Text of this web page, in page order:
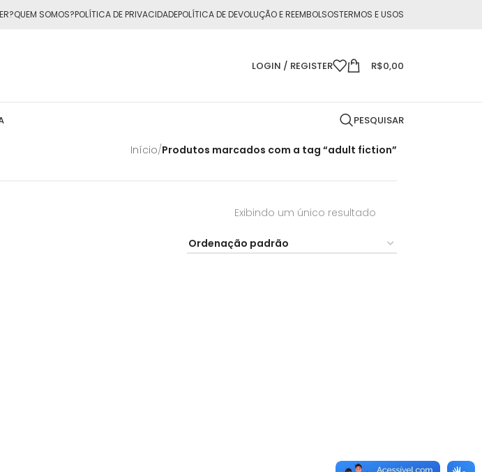
acima de R$50,00
QUEM SOMOS?POLÍTICA DE PRIVACIDADEPOLÍTICA DE DEVOLUÇÃO E REEMBOLSOSTERMOS E USOS
LOGIN / REGISTER R$0,00
PESQUISAR
Início/Produtos marcados com a tag “adult fiction”
Exibindo um único resultado